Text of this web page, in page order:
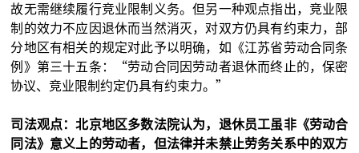
故无需继续履行竞业限制义务。但另一种观点指出，竞业限
制的效力不应因退休而当然消灭，对双方仍具有约束力，部
分地区有相关的规定对此予以明确，如《江苏省劳动合同条
例》第三十五条：“劳动合同因劳动者退休而终止的，保密
协议、竞业限制约定仍具有约束力。”
司法观点：北京地区多数法院认为，退休员工虽非《劳动合
同法》意义上的劳动者，但法律并未禁止劳务关系中的双方